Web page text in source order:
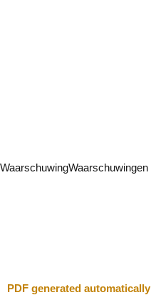
WaarschuwingWaarschuwingen
PDF generated automatically